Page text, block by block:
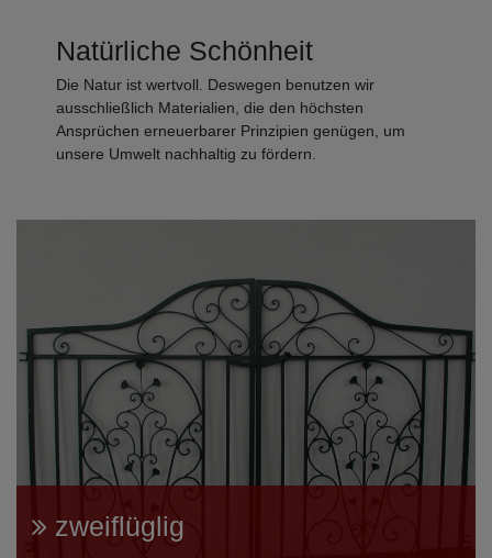
Natürliche Schönheit
Die Natur ist wertvoll. Deswegen benutzen wir
ausschließlich Materialien, die den höchsten
Ansprüchen erneuerbarer Prinzipien genügen, um
unsere Umwelt nachhaltig zu fördern.
zweiflüglig